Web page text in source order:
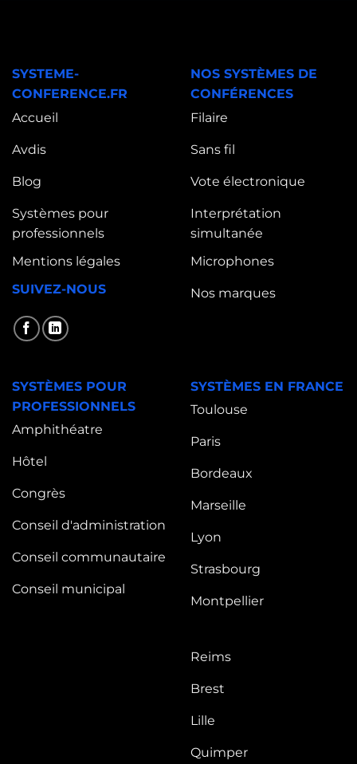
SYSTEME-
CONFERENCE.FR
Accueil
Avdis
Blog
Systèmes pour
professionnels
Mentions légales
SUIVEZ-NOUS
NOS SYSTÈMES DE
CONFÉRENCES
Filaire
Sans fil
Vote électronique
Interprétation
simultanée
Microphones
Nos marques
SYSTÈMES POUR
PROFESSIONNELS
Amphithéatre
Hôtel
Congrès
Conseil d'administration
Conseil communautaire
Conseil municipal
SYSTÈMES EN FRANCE
Toulouse
Paris
Bordeaux
Marseille
Lyon
Strasbourg
Montpellier
Reims
Brest
Lille
Quimper